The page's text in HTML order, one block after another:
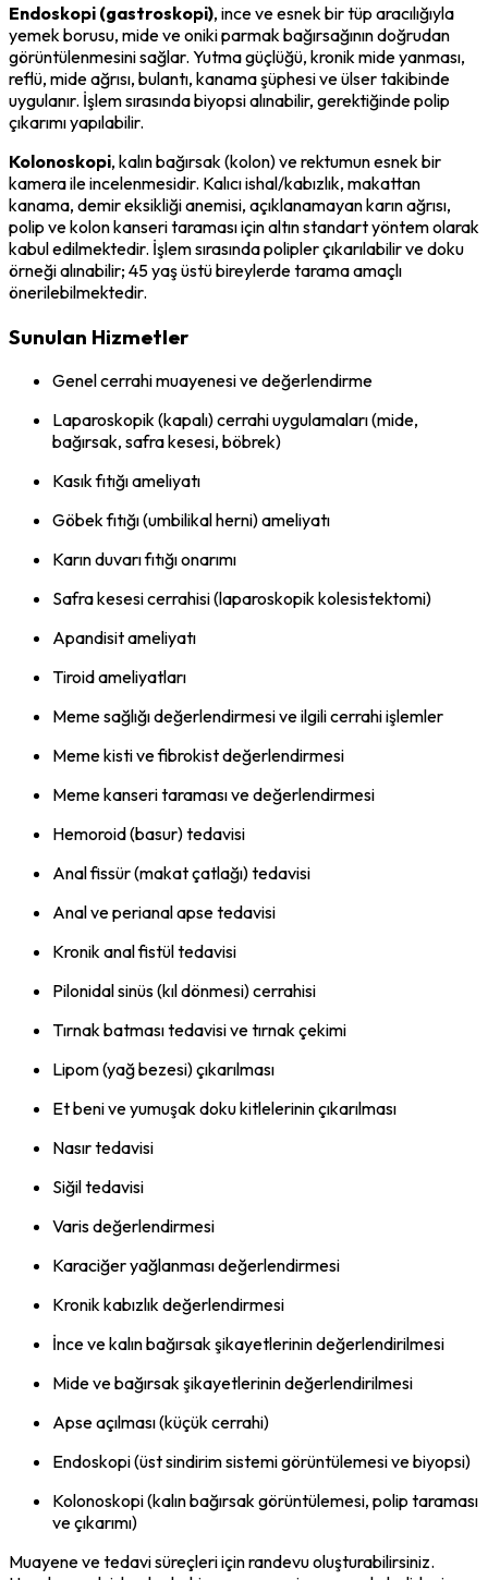
Endoskopi (gastroskopi), ince ve esnek bir tüp aracılığıyla
yemek borusu, mide ve oniki parmak bağırsağının doğrudan
görüntülenmesini sağlar. Yutma güçlüğü, kronik mide yanması,
reflü, mide ağrısı, bulantı, kanama şüphesi ve ülser takibinde
uygulanır. İşlem sırasında biyopsi alınabilir, gerektiğinde polip
çıkarımı yapılabilir.
Kolonoskopi, kalın bağırsak (kolon) ve rektumun esnek bir
kamera ile incelenmesidir. Kalıcı ishal/kabızlık, makattan
kanama, demir eksikliği anemisi, açıklanamayan karın ağrısı,
polip ve kolon kanseri taraması için altın standart yöntem olarak
kabul edilmektedir. İşlem sırasında polipler çıkarılabilir ve doku
örneği alınabilir; 45 yaş üstü bireylerde tarama amaçlı
önerilebilmektedir.
Sunulan Hizmetler
Genel cerrahi muayenesi ve değerlendirme
Laparoskopik (kapalı) cerrahi uygulamaları (mide,
bağırsak, safra kesesi, böbrek)
Kasık fıtığı ameliyatı
Göbek fıtığı (umbilikal herni) ameliyatı
Karın duvarı fıtığı onarımı
Safra kesesi cerrahisi (laparoskopik kolesistektomi)
Apandisit ameliyatı
Tiroid ameliyatları
Meme sağlığı değerlendirmesi ve ilgili cerrahi işlemler
Meme kisti ve fibrokist değerlendirmesi
Meme kanseri taraması ve değerlendirmesi
Hemoroid (basur) tedavisi
Anal fissür (makat çatlağı) tedavisi
Anal ve perianal apse tedavisi
Kronik anal fistül tedavisi
Pilonidal sinüs (kıl dönmesi) cerrahisi
Tırnak batması tedavisi ve tırnak çekimi
Lipom (yağ bezesi) çıkarılması
Et beni ve yumuşak doku kitlelerinin çıkarılması
Nasır tedavisi
Siğil tedavisi
Varis değerlendirmesi
Karaciğer yağlanması değerlendirmesi
Kronik kabızlık değerlendirmesi
İnce ve kalın bağırsak şikayetlerinin değerlendirilmesi
Mide ve bağırsak şikayetlerinin değerlendirilmesi
Apse açılması (küçük cerrahi)
Endoskopi (üst sindirim sistemi görüntülemesi ve biyopsi)
Kolonoskopi (kalın bağırsak görüntülemesi, polip taraması
ve çıkarımı)
Muayene ve tedavi süreçleri için randevu oluşturabilirsiniz.